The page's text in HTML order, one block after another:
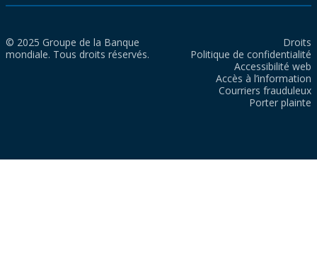
© 2025 Groupe de la Banque
mondiale. Tous droits réservés.
Droits
Politique de confidentialité
Accessibilité web
Accès à l’information
Courriers frauduleux
Porter plainte